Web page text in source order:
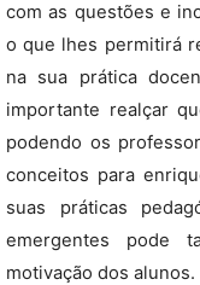
com as questões e
o que lhes permitirá
na sua prática
importante realçar
podendo os
conceitos para
suas práticas
emergentes pode
motivação dos alunos.